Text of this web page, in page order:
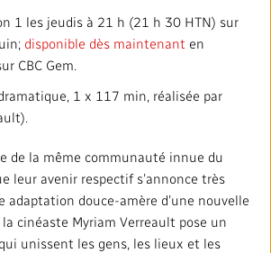
1 les jeudis à 21 h (21 h 30 HTN) sur
disponible dès maintenant en
CBC Gem.
1 x 117 min, réalisée par
de la même communauté innue du
leur avenir respectif s’annonce très
adaptation douce-amère d’une nouvelle
cinéaste Myriam Verreault pose un
unissent les gens, les lieux et les